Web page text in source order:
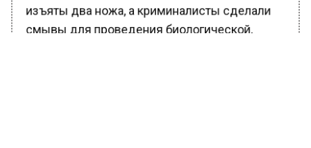
изъяты два ножа, а криминалисты сделали
смывы для проведения биологической,